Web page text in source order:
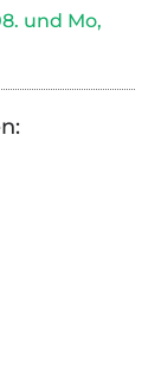
und Mo,